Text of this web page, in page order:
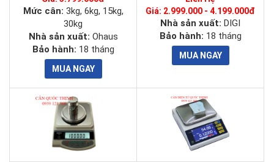
Mức cân: 3kg, 6kg, 15kg,
30kg
Nhà sản xuất: Ohaus
Bảo hành: 18 tháng
Giá: 2.999.000 - 4.199.000đ
Nhà sản xuất: DIGI
Bảo hành: 18 tháng